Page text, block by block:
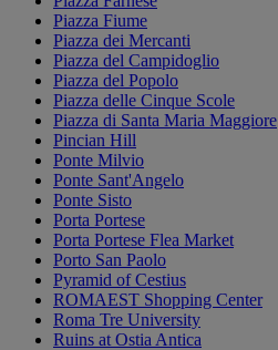
Piazza Fiume
Piazza dei Mercanti
Piazza del Campidoglio
Piazza del Popolo
Piazza delle Cinque Scole
Piazza di Santa Maria Maggiore
Pincian Hill
Ponte Milvio
Ponte Sant'Angelo
Ponte Sisto
Porta Portese
Porta Portese Flea Market
Porto San Paolo
Pyramid of Cestius
ROMAEST Shopping Center
Roma Tre University
Ruins at Ostia Antica